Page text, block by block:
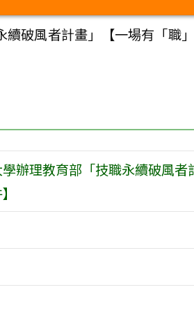
續破風者計畫」【一場有「
辦理教育部「技職永續破風者